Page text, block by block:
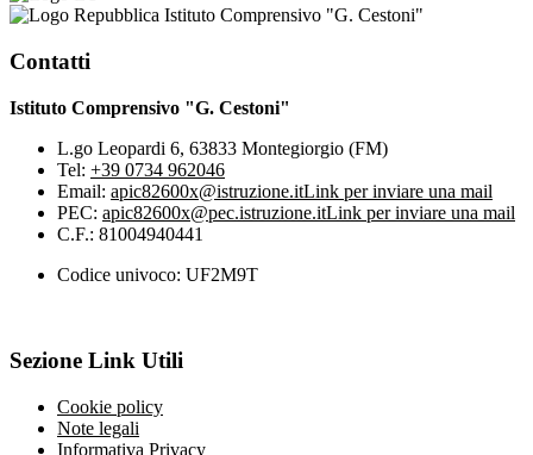
Istituto Comprensivo "G. Cestoni"
Contatti
Istituto Comprensivo "G. Cestoni"
L.go Leopardi 6, 63833 Montegiorgio (FM)
Tel: +39 0734 962046
Email: apic82600x@istruzione.itLink per inviare una mail
PEC: apic82600x@pec.istruzione.itLink per inviare una mail
C.F.: 81004940441
Codice univoco: UF2M9T
Sezione Link Utili
Cookie policy
Note legali
Informativa Privacy